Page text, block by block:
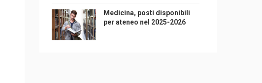
Medicina, posti disponibili
per ateneo nel 2025-2026